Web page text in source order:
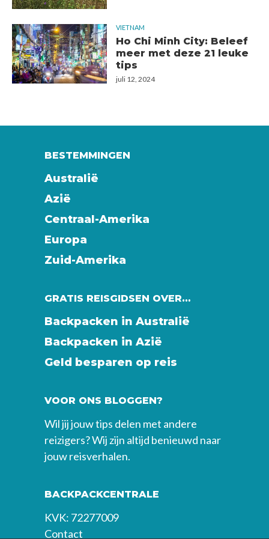
VIETNAM
Ho Chi Minh City: Beleef
meer met deze 21 leuke
tips
juli 12, 2024
BESTEMMINGEN
Australië
Azië
Centraal-Amerika
Europa
Zuid-Amerika
GRATIS REISGIDSEN OVER…
Backpacken in Australië
Backpacken in Azië
Geld besparen op reis
VOOR ONS BLOGGEN?
Wil jij jouw tips delen met andere
reizigers? Wij zijn altijd benieuwd naar
jouw reisverhalen.
BACKPACKCENTRALE
KVK: 72277009
Contact